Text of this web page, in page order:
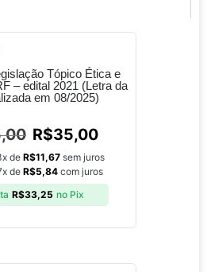
Tópico Ética e
– edital 2021 (Letra da
em 08/2025)
R$35,00
deR$11,67sem juros
deR$5,84 com juros
R$33,25 no Pix